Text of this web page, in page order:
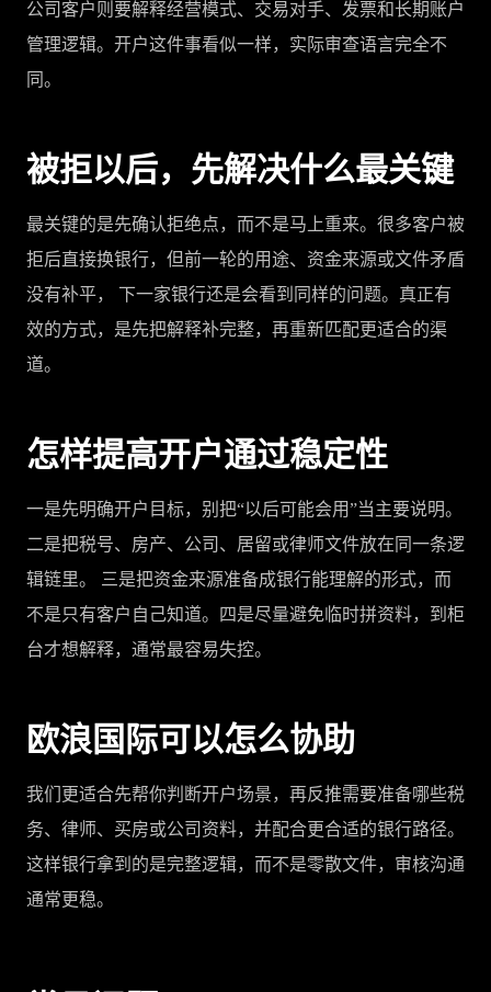
公司客户则要解释经营模式、交易对手、发票和长期账户
管理逻辑。开户这件事看似一样，实际审查语言完全不
同。
被拒以后，先解决什么最关键
最关键的是先确认拒绝点，而不是马上重来。很多客户被
拒后直接换银行，但前一轮的用途、资金来源或文件矛盾
没有补平， 下一家银行还是会看到同样的问题。真正有
效的方式，是先把解释补完整，再重新匹配更适合的渠
道。
怎样提高开户通过稳定性
一是先明确开户目标，别把“以后可能会用”当主要说明。
二是把税号、房产、公司、居留或律师文件放在同一条逻
辑链里。 三是把资金来源准备成银行能理解的形式，而
不是只有客户自己知道。四是尽量避免临时拼资料，到柜
台才想解释，通常最容易失控。
欧浪国际可以怎么协助
我们更适合先帮你判断开户场景，再反推需要准备哪些税
务、律师、买房或公司资料，并配合更合适的银行路径。
这样银行拿到的是完整逻辑，而不是零散文件，审核沟通
通常更稳。